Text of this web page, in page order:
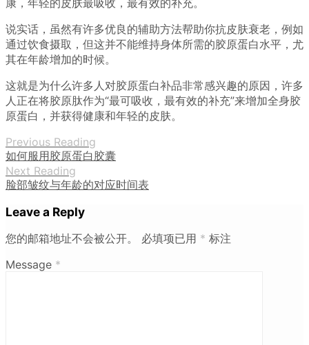
说实话，虽然有许多优良的辅助方法帮助你抗皮肤衰老，例如
通过饮食摄取，但这并不能维持身体所需的胶原蛋白水平，尤
其在年龄增加的时候。
这就是为什么许多人对胶原蛋白补品非常感兴趣的原因，许多
人正在将胶原肽作为“最可吸收，最有效的补充”来增加全身胶
原蛋白，并获得健康和年轻的皮肤。
Previous Reading
如何服用胶原蛋白胶囊
Next Reading
脸部皱纹与年龄的对应时间表
Leave a Reply
您的邮箱地址不会被公开。 必填项已用 * 标注
Message *